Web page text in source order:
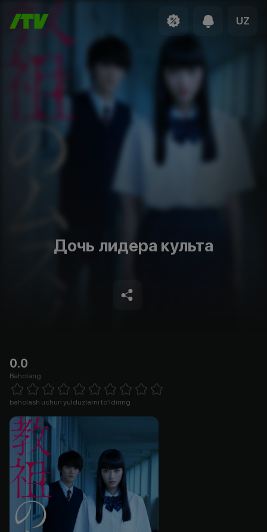
UZ
Дочь лидера культа
0.0
Baholang
1 Star 2 Stars 3 Stars 4 Stars5 Stars 6 Stars7 Stars8 Stars
baholash uchun yulduzlarni to'ldiring